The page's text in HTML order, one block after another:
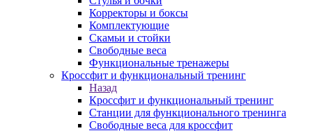
Корректоры и боксы
Комплектующие
Скамьи и стойки
Свободные веса
Функциональные тренажеры
Кроссфит и функциональный тренинг
Назад
Кроссфит и функциональный тренинг
Станции для функционального тренинга
Свободные веса для кроссфит